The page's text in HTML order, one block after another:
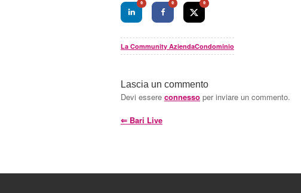
0 0 0
La Community AziendaCondominio
Lascia un commento
Devi essere connesso per inviare un commento.
⇐ Bari Live